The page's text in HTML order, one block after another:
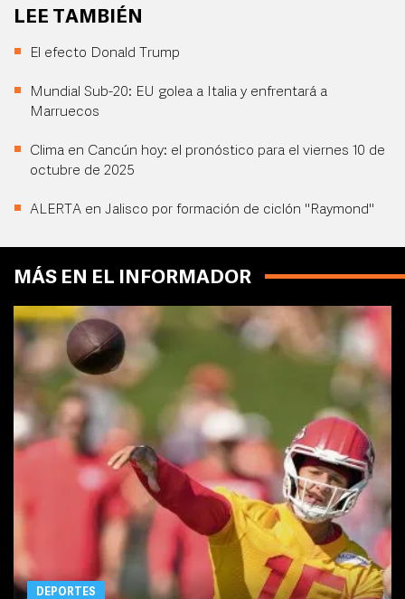
LEE TAMBIÉN
El efecto Donald Trump
Mundial Sub-20: EU golea a Italia y enfrentará a
Marruecos
Clima en Cancún hoy: el pronóstico para el viernes 10 de
octubre de 2025
ALERTA en Jalisco por formación de ciclón "Raymond"
MÁS EN EL INFORMADOR
DEPORTES